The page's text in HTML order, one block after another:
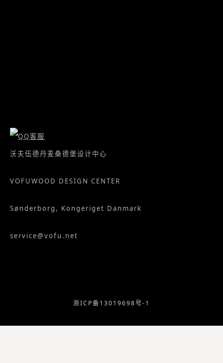
沃夫伍德丹麦桑德堡设计中心
VOFUWOOD DESIGN CENTER
Sønderborg, Kongeriget Danmark
service@vofu.net
浙ICP备13019698号-1